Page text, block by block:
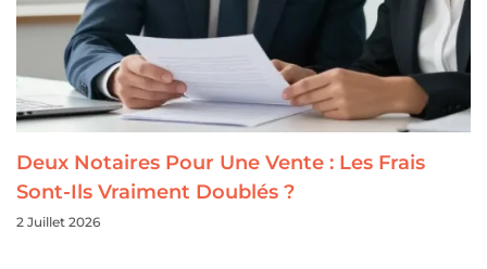
Deux Notaires Pour Une Vente : Les Frais
Sont-Ils Vraiment Doublés ?
2 Juillet 2026